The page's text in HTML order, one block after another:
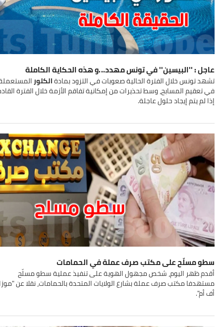
عاجل : ''البيسين'' في تونس مهدد...و هذه الحكاية الكاملة
تشهد تونس خلال الفترة الحالية صعوبات في التزود بمادةالكلور
في تعقيم المسابح، وسط تحذيرات من إمكانية تفاقم الأزمة خلال الفترة
إذا لم يتم إيجاد حلول عاجلة.
سطو مسلّح على مكتب صرف عملة في الحمامات
أقدم ظهر اليوم، شخص مجهول الهوية على تنفيذ عملية سطو مسلّح
مستهدفا مكتب صرف عملة بشارع الولايات المتحدة بالحمامات، نقلا عن
أف أم".